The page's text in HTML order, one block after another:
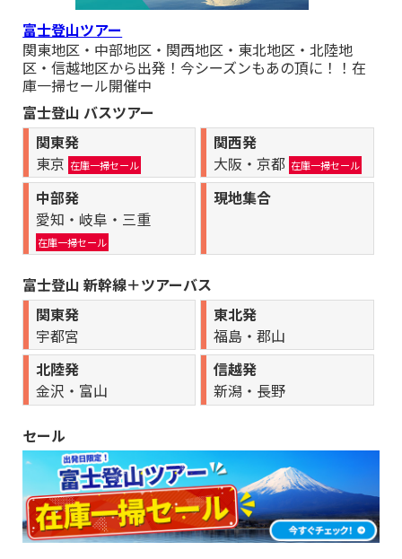
■8月11日出発 中部発 国内おすすめバス旅行『中部発 約1,350
種の高山植物が彩る、天空の花畑へ！日本百名山「伊吹山」を
ガイドと共にハイキング！』 催行決定しました。
■8月07日,22日,29日出発 中部発 国内おすすめバス旅行『中部
発 平均15℃前後の自然の冷蔵庫！迫力満点の観光放水 日本一
の黒部ダムを専門ガイドとめぐる！』 催行決定しました。
■9月08日出発 中部発 国内おすすめバス旅行『中部発 個人では
行きにくい 人気の貴船で涼を愉しむ！京の奥座敷・貴船の川床
料理と12年に一度！午年に訪れる絵馬発祥の地・貴船神社』 催
行決定しました。
■8月08日,16日,22日出発 中部発 国内おすすめバス旅行『中部
発 2,612mの雄大な大自然！日本百名山を散策！超絶景！夏の
避暑地！中央アルプス「千畳敷カール」たっぷり3.5時間ハイキ
ング！』 催行決定しました。
■8月08日,09日,10日,11日,12日,13日,15日,17日,22日,26日,29
日出発 中部発 国内おすすめバス旅行『中部発 憧れの山岳リゾ
ート 上高地日帰りの旅 約4時間滞在！』 催行決定しました。
■9月02日,04日,05日,06日,07日,11日,14日,20日出発 中部発 国
内おすすめバス旅行『中部発 憧れの山岳リゾート 上高地日帰
りの旅 約4時間滞在！』 催行決定しました。
■8月17日出発 中部発 国内おすすめバス旅行『中部発 古い歴史
＞』 催行決定しました。
■10月31日出発 中部発 国内おすすめバス旅行『中部発 世界の
約1,000点の名画を一同に満喫！あの有名絵画を見て！触れ
て！撮って！大塚国際美術館 たっぷり3.5時間滞在』 催行決定
しました。
■11月03日出発 中部発 国内おすすめバス旅行『中部発 フラン
富士登山ツアー
関東地区・中部地区・関西地区・東北地区・北陸地
区・信越地区から出発！今シーズンもあの頂に！！在
庫一掃セール開催中
富士登山 バスツアー
関東発
東京在庫一掃セール
関西発
大阪・京都 在庫一掃セール
中部発
愛知・岐阜・三重
在庫一掃セール
現地集合
富士登山 新幹線＋ツアーバス
関東発
宇都宮
東北発
福島・郡山
北陸発
金沢・富山
信越発
新潟・長野
セール